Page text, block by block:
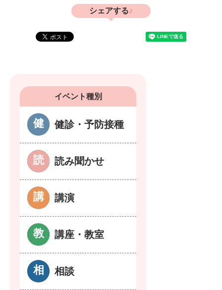
シェアする
イベント種別
健診・予防接種
読み聞かせ
講演
講座・教室
相談